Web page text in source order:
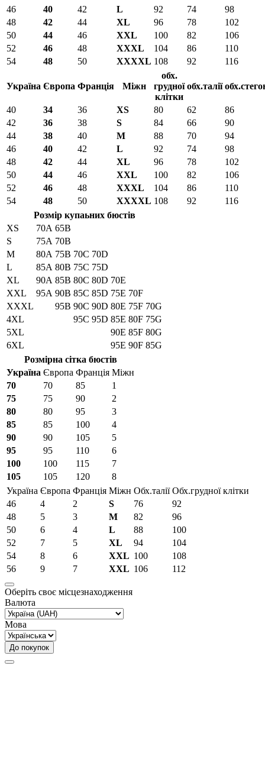
46
40 42 L 92 74
98
48
42 44 XL 96 78
102
50
44 46 XXL 100 82
106
52
46 48 XXXL 104 86
110
54
48 50 XXXXL 108 92 116
Україна Європа Франція Міжн
обх.
грудної
клітки
обх.талії
40 34 36 XS 80 62
86
42
36 38 S 84 66
90
44
38 40 M 88 70
94
46
40 42 L 92 74
98
48
42 44 XL 96 78
102
50
44 46 XXL 100 82
106
52
46 48 XXXL 104 86
110
54
48 50 XXXXL 108 92
116
Розмір купаьних бюстів
XS
70A 65B
S
75A 70B
M
80A 75B 70C 70D
L
85A 80B 75C 75D
XL
90A 85B 80C 80D 70E
XXL
95A 90B 85C 85D 75E 70F
XXXL
95B 90C 90D 80E 75F 70G
4XL
95C 95D 85E 80F 75G
5XL
90E 85F 80G
6XL
95E 90F 85G
Розмірна сітка бюстів
Україна Європа Франція Міжн
70
70 85
1
75
75 90
2
80
80 95
3
85
85 100
4
90
90 105
5
95
95 110
6
100
100 115
7
105
105 120
8
Україна Європа Франція Міжн Обх.талії Обх.грудної клітки
46
4 2 S 76
92
48
5 3 M 82
96
50
6 4 L 88
100
52
7 5 XL 94
104
54
8 6 XXL 100
108
56
9 7 XXL 106 112
Оберіть своє місцезнаходження
Валюта
Мова
До покупок